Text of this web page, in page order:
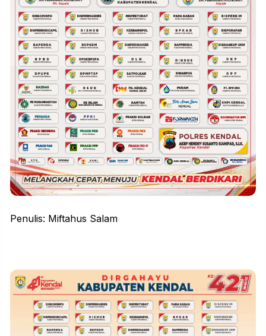
Penulis: Miftahus Salam